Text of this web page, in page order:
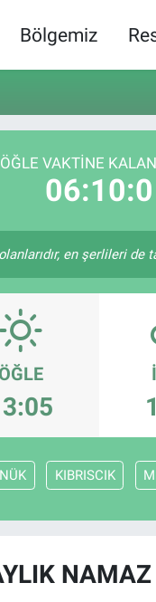
Bölgemiz
ÖĞLE VAKTINE
06:10:0
en şerlileri
ÖĞLE
KIBRISCIK